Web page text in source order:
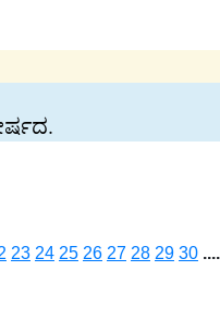
23 24 25 26 27 28 29 30